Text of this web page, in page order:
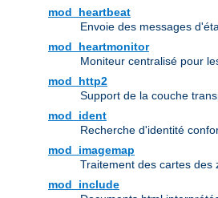
mod_heartbeat
Envoie des messages
mod_heartmonitor
Moniteur centralisé pour
mod_http2
Support de la couche
mod_ident
Recherche d'identité
mod_imagemap
Traitement des cartes des
mod_include